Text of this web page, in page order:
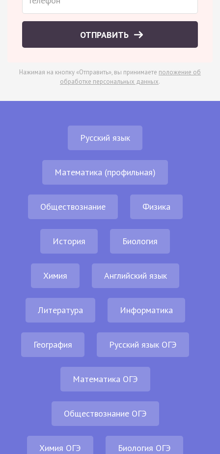
ОТПРАВИТЬ
Нажимая на кнопку «Отправить», вы принимаете положение об
обработке персональных данных.
Русский язык
Математика (профильная)
Обществознание Физика
История Биология
Химия Английский язык
Литература Информатика
География Русский язык ОГЭ
Математика ОГЭ
Обществознание ОГЭ
Химия ОГЭ Биология ОГЭ